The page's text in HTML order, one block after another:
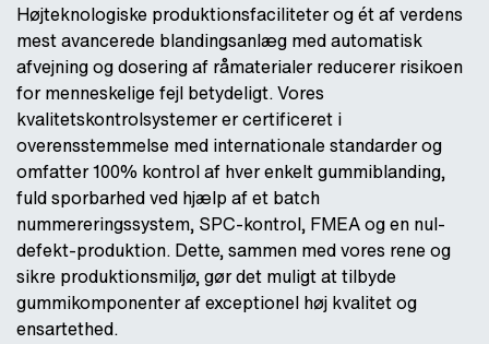
Højteknologiske produktionsfaciliteter og ét af verdens
mest avancerede blandingsanlæg med automatisk
afvejning og dosering af råmaterialer reducerer risikoen
for menneskelige fejl betydeligt. Vores
kvalitetskontrolsystemer er certificeret i
overensstemmelse med internationale standarder og
omfatter 100% kontrol af hver enkelt gummiblanding,
fuld sporbarhed ved hjælp af et batch
nummereringssystem, SPC-kontrol, FMEA og en nul-
defekt-produktion. Dette, sammen med vores rene og
sikre produktionsmiljø, gør det muligt at tilbyde
gummikomponenter af exceptionel høj kvalitet og
ensartethed.